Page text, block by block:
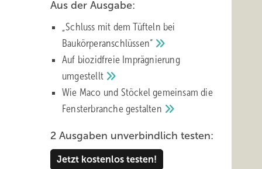
Aus der Ausgabe:
„Schluss mit d em Tüfteln bei
Baukörperanschlüssen“
Auf biozidfreie Imprägnierung
umgestellt
Wie Maco und Stöckel gemeinsam die
Fensterbranche gestalten
2 Ausgaben unverbindlich testen:
Jetzt kostenlos testen!